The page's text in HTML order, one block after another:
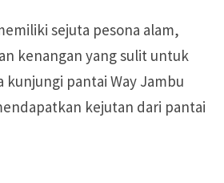
sejuta pesona alam,
kenangan yang sulit untuk
kunjungi pantai Way Jambu
kejutan dari pantai